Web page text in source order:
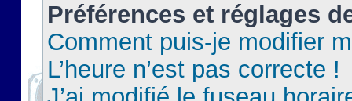
Préférences et réglages
Comment puis-je modifier
L’heure n’est pas correcte !